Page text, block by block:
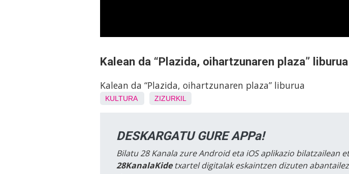
Kalean da “Plazida, oihartzunaren plaza” liburua
Kalean da “Plazida, oihartzunaren plaza” liburua
KULTURA ZIZURKIL
DESKARGATU GURE APPa!
Bilatu 28 Kanala zure Android eta iOS aplikazio bilatzailean
28KanalaKidetxartel digitalak eskaintzen dizuten